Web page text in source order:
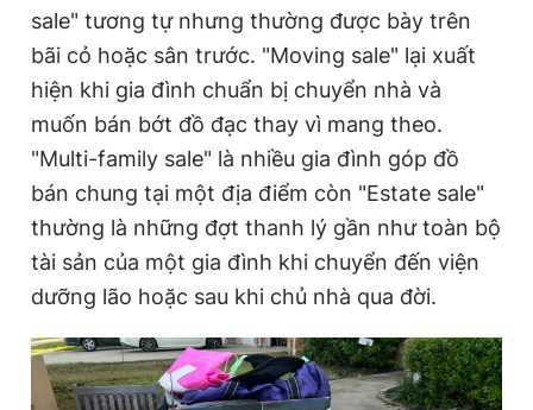
sale" tương tự nhưng thường được bày trên
bãi cỏ hoặc sân trước. "Moving sale" lại xuất
hiện khi gia đình chuẩn bị chuyển nhà và
muốn bán bớt đồ đạc thay vì mang theo.
"Multi-family sale" là nhiều gia đình góp đồ
bán chung tại một địa điểm còn "Estate sale"
thường là những đợt thanh lý gần như toàn bộ
tài sản của một gia đình khi chuyển đến viện
dưỡng lão hoặc sau khi chủ nhà qua đời.